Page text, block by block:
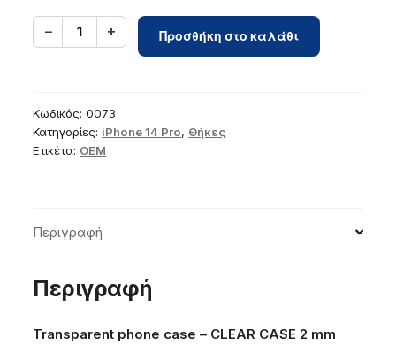
− 1 +
Case
for
Clear
ποσότητα
Προσθήκη στο καλάθι
Κωδικός:0073
Κατηγορίες: iPhone 14 Pro, Θήκες
Ετικέτα: OEM
Περιγραφή
Περιγραφή
Transparent phone case – CLEAR CASE 2 mm